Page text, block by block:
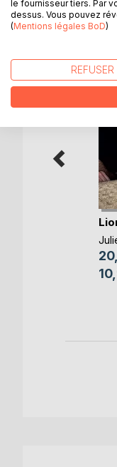
le fournisseur tiers. Par
dessus. Vous pouvez
(Mentions légales BoD)
REFUSER